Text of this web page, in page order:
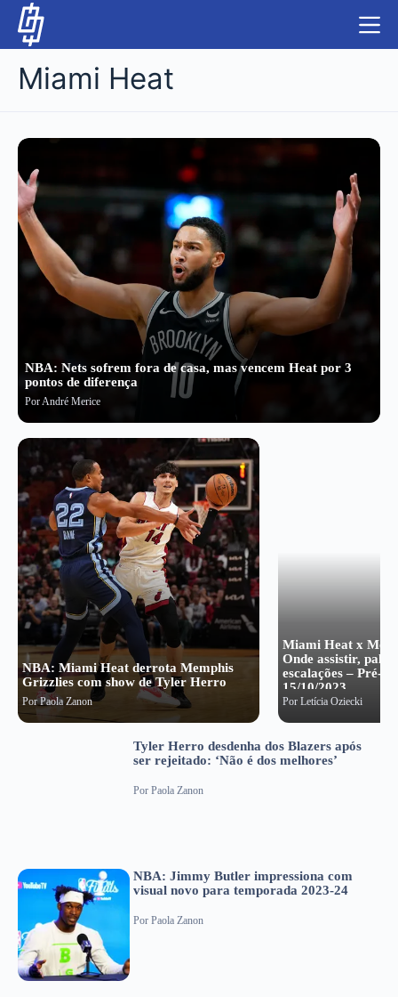
i
LUTAS E MMA
NFL
MLS
APOSTAS LEGAL
Miami Heat
NBA: Nets sofrem fora de casa, mas vencem Heat por 3
pontos de diferença
Por André Merice
NBA: Miami Heat derrota Memphis
Grizzlies com show de Tyler Herro
PorPaola Zanon
Miami Heat x
Onde assistir,
escalações – Pré-
15/10/2023
PorLetícia Oziecki
Tyler Herro desdenha dos Blazers após
ser rejeitado: ‘Não é dos melhores’
Por Paola Zanon
NBA: Jimmy Butler impressiona com
visual novo para temporada 2023-24
Por Paola Zanon